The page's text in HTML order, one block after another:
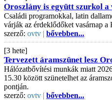
Oroszlány is együtt szurkol a
Családi programokkal, latin
várják az érdeklődőket vasárnap
szerző: ovtv | bővebben...
[3 hete]
Tervezett áramszünet lesz
Hálózatbővítési munkák miatt
15.30 között szünetelhet az
pontján.
szerző: ovtv | bővebben...